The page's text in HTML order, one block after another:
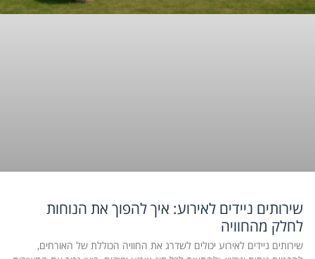
שירותים ניידים לאירוע: איך להפוך את הנוחות
לחלק מהחוויה
שירותים ניידים לאירוע יכולים לשדרג את החוויה הכוללת של האורחים,